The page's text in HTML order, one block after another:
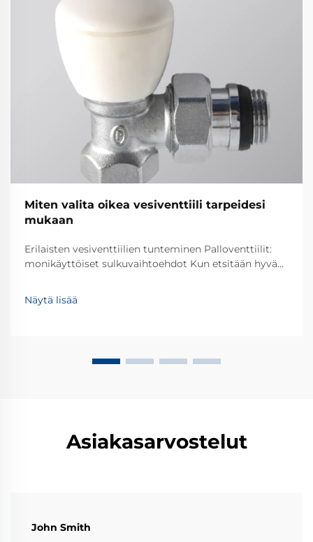
Miten valita oikea vesiventtiili tarpeidesi
mukaan
Erilaisten vesiventtiilien tunteminen Palloventtiilit:
monikäyttöiset sulkuvaihtoehdot Kun etsitään hyvää
yhteydessä, palloventtiilit ovat usein melko
luotettavia. Perussuunnittelu on todella yksinkertaista
Näytä lisää
Asiakasarvostelut
John Smith